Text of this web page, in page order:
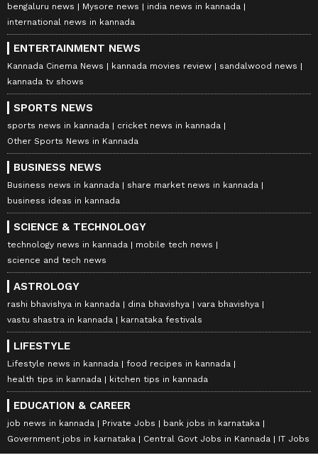
bengaluru news
Mysore news
india news in kannada
international news in kannada
ENTERTAINMENT NEWS
Kannada Cinema News kannada movies review
sandalwood news
kannada tv shows
SPORTS NEWS
sports news in kannada
cricket news in kannada
Other Sports News in Kannada
BUSINESS NEWS
Business news in kannada
share market news in kannada
business ideas in kannada
SCIENCE & TECHNOLOGY
technology news in kannada
mobile tech news
science and tech news
ASTROLOGY
rashi bhavishya in kannada dina bhavishya
vara bhavishya
vastu shastra in kannada
karnataka festivals
LIFESTYLE
Lifestyle news in kannada
food recipes in kannada
health tips in kannada
kitchen tips in kannada
EDUCATION & CAREER
job news in kannada Private Jobs
bank jobs in karnataka
Government jobs in karnataka
Central Govt Jobs in Kannada IT Jobs